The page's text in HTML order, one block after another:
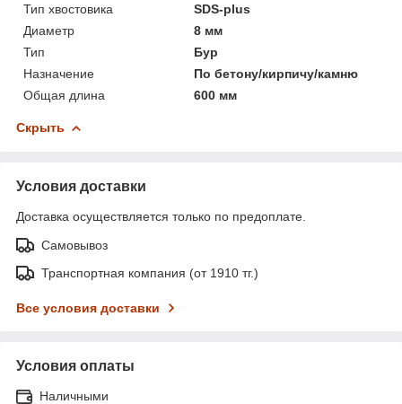
Тип хвостовика
SDS-plus
Диаметр
8 мм
Тип
Бур
Назначение
По бетону/кирпичу/камню
Общая длина
600 мм
Скрыть
Условия доставки
Доставка осуществляется только по предоплате.
Самовывоз
Транспортная компания (от 1910 тг.)
Все условия доставки
Условия оплаты
Наличными